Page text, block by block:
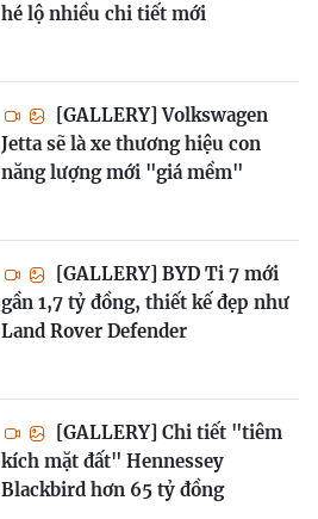
hé lộ nhiều chi tiết mới
[GALLERY] Volkswagen
Jetta sẽ là xe thương hiệu con
năng lượng mới "giá mềm"
[GALLERY] BYD Ti 7 mới
gần 1,7 tỷ đồng, thiết kế đẹp như
Land Rover Defender
[GALLERY] Chi tiết "tiêm
kích mặt đất" Hennessey
Blackbird hơn 65 tỷ đồng